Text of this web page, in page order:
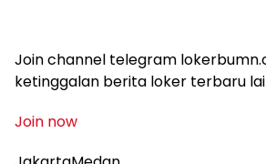
Join channel telegram
ketinggalan berita loker terbaru
Join now